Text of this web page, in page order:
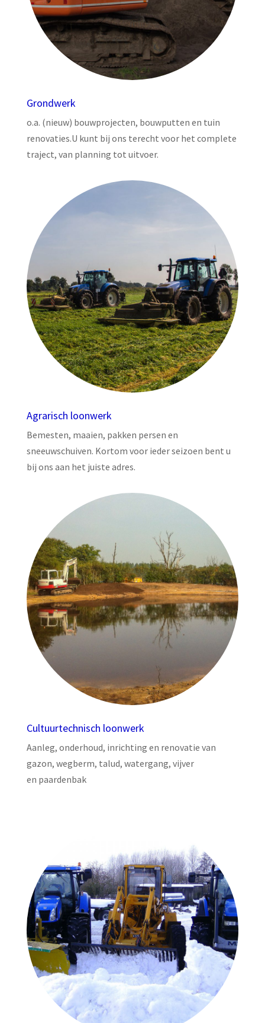
Grondwerk
o.a. (nieuw) bouwprojecten, bouwputten en tuin
renovaties.U kunt bij ons terecht voor het complete
traject, van planning tot uitvoer.
Agrarisch loonwerk
Bemesten, maaien, pakken persen en
sneeuwschuiven. Kortom voor ieder seizoen bent u
bij ons aan het juiste adres.
Cultuurtechnisch loonwerk
Aanleg, onderhoud, inrichting en renovatie van
gazon, wegberm, talud, watergang, vijver
en paardenbak